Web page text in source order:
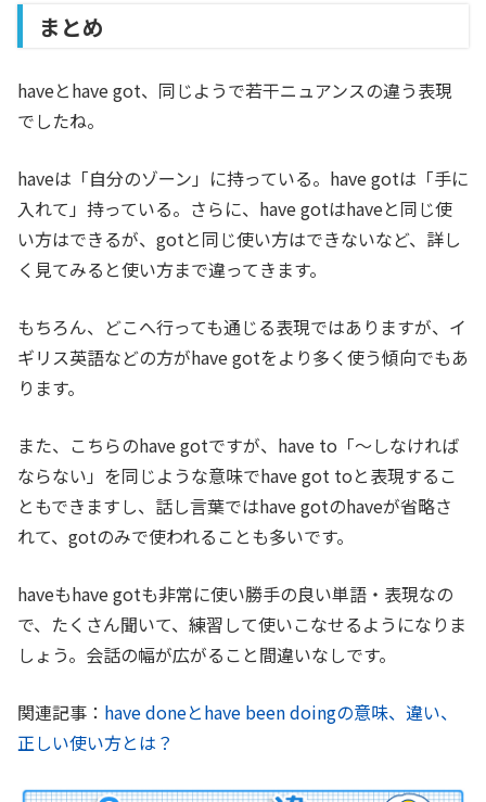
まとめ
haveとhave got、同じようで若干ニュアンスの違う表現
でしたね。
haveは「自分のゾーン」に持っている。have gotは「手に
入れて」持っている。さらに、have gotはhaveと同じ使
い方はできるが、gotと同じ使い方はできないなど、詳し
く見てみると使い方まで違ってきます。
もちろん、どこへ行っても通じる表現ではありますが、イ
ギリス英語などの方がhave gotをより多く使う傾向でもあ
ります。
また、こちらのhave gotですが、have to「～しなければ
ならない」を同じような意味でhave got toと表現するこ
ともできますし、話し言葉ではhave gotのhaveが省略さ
れて、gotのみで使われることも多いです。
haveもhave gotも非常に使い勝手の良い単語・表現なの
で、たくさん聞いて、練習して使いこなせるようになりま
しょう。会話の幅が広がること間違いなしです。
関連記事： have doneとhave been doingの意味、違い、
正しい使い方とは？